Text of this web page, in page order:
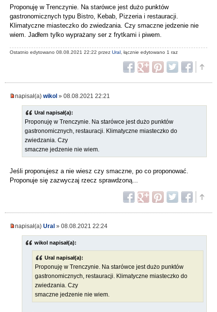
Proponuję w Trenczynie. Na starówce jest dużo punktów
gastronomicznych typu Bistro, Kebab, Pizzeria i restauracji.
Klimatyczne miasteczko do zwiedzania. Czy smaczne jedzenie nie
wiem. Jadłem tylko wyprażany ser z frytkami i piwem.
Ostatnio edytowano 08.08.2021 22:22 przez Ural , łącznie edytowano 1 raz
napisał(a) wikol » 08.08.2021 22:21
Ural napisał(a):
Proponuję w Trenczynie. Na starówce jest dużo punktów
gastronomicznych, restauracji. Klimatyczne miasteczko do
zwiedzania. Czy
smaczne jedzenie nie wiem.
Jeśli proponujesz a nie wiesz czy smaczne, po co proponować.
Proponuje się zazwyczaj rzecz sprawdzoną...
napisał(a) Ural » 08.08.2021 22:24
wikol napisał(a):
Ural napisał(a):
Proponuję w Trenczynie. Na starówce jest dużo punktów
gastronomicznych, restauracji. Klimatyczne miasteczko do
zwiedzania. Czy
smaczne jedzenie nie wiem.